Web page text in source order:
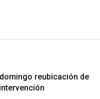
reubicación de